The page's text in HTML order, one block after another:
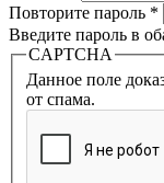
Повторите пароль *
Введите пароль в
CAPTCHA
Данное поле
от спама.